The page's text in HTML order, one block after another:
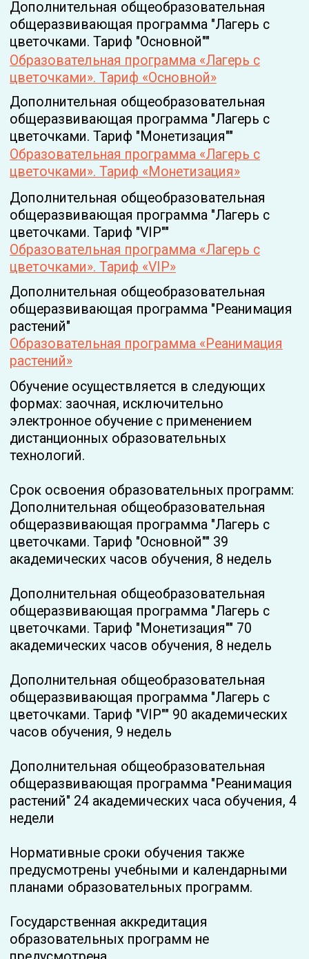
Федерации – не предусмотрено,
- за счет местных бюджетов - не
предусмотрено ,
- по договорам об образовании за счет
средств физических и (или) юридических
лиц – ограничивается возможностями
образовательной платформы.
Численность обучающихся, являющихся
иностранными гражданами - 0
Приказ_№ 7обр_об_утверждении
_образ_программы,_стоимости,_графика
Руководство
Руководитель организации – Строинская
Яна Олеговна
адрес электронной почты:
телефон +7 981 169 13 59
Педагогический состав
Преподаватель, разработчик программы
Строинская Яна Олеговна
Опыт работы по специальности: 4 года
Образовательный процесс реализуется
педагогическими работниками,
соответствующими требованиям
законодательства в части квалификации,
стажа работы и уровня образования, и не
имеющими ограничений для занятия
Материально-техническое
обеспечение и оснащенность
образовательного процесса.
Доступная среда
Не предусмотрено очное обучение в классах
Обучение проводится с использованием
дистанционной платформы и электронной
информационно-обучающей среды на
основе программного обеспечения Telegram.
Наличие цифровой (электронной)
информационным справочным и
дополнительным обучающим материалам,
созданной c использованием программного
обеспечения Telegram.
доступ к электронной информационно-
образовательной среде.